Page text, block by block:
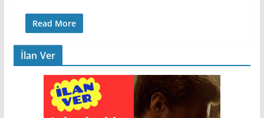
Read More
İlan Ver